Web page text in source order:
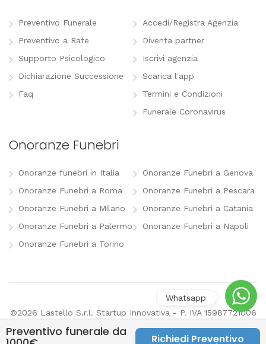
Preventivo Funerale
Preventivo a Rate
Supporto Psicologico
Dichiarazione Successione
Faq
Accedi/Registra Agenzia
Diventa partner
Iscrivi agenzia
Scarica l'app
Termini e Condizioni
Funerale Coronavirus
Onoranze Funebri
Onoranze funebri in Italia
Onoranze Funebri a Roma
Onoranze Funebri a Milano
Onoranze Funebri a Palermo
Onoranze Funebri a Torino
Onoranze Funebri a Genova
Onoranze Funebri a Pescara
Onoranze Funebri a Catania
Onoranze Funebri a Napoli
©2026 Lastello S.r.l. Startup Innovativa - P. IVA 15987721006
preferenze pubblicitarie
Preventivo funerale da
Richiedi Preventivo